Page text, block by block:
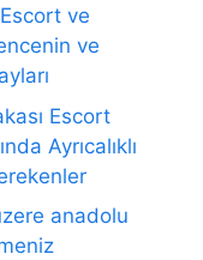
ve
ve
Escort
Ayrıcalıklı
anadolu